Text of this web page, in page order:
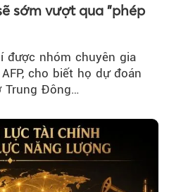
sớm vượt qua "phép
được nhóm chuyên gia
cho biết họ dự đoán
Trung Đông…